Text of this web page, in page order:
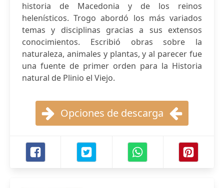
historia de Macedonia y de los reinos
helenísticos. Trogo abordó los más variados
temas y disciplinas gracias a sus extensos
conocimientos. Escribió obras sobre la
naturaleza, animales y plantas, y al parecer fue
una fuente de primer orden para la Historia
natural de Plinio el Viejo.
Opciones de descarga